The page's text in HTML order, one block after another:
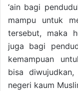
‘ain bagi
mampu untuk
tersebut, maka
juga bagi
kemampuan
bisa
negeri kaum